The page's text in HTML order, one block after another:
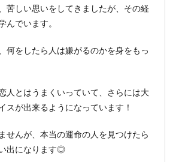
苦しい思いをしてきましたが、その経
んでいます。
何をしたら人は嫌がるのかを身をもっ
人とはうまくいっていて、さらには大
スが出来るようになっています！
せんが、本当の運命の人を見つけたら
出になります◎